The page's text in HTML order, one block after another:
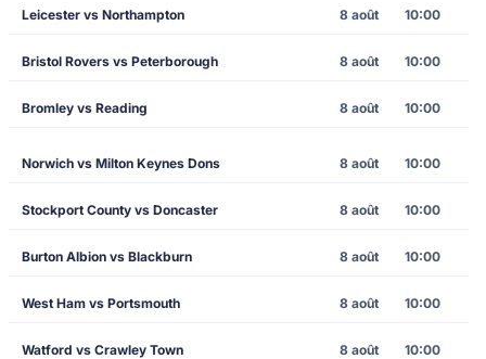
Leicester vs Northampton 8 août 10:00
Bristol Rovers vs Peterborough 8 août 10:00
Bromley vs Reading 8 août 10:00
Norwich vs Milton Keynes Dons 8 août 10:00
Stockport County vs Doncaster 8 août 10:00
Burton Albion vs Blackburn 8 août 10:00
West Ham vs Portsmouth 8 août 10:00
Watford vs Crawley Town 8 août 10:00